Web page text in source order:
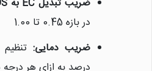
ضریب تبدیل EC به TDS:
در بازه 0.45 تا 1.00
ضریب دمایی:
درصد به ازای هر درجه